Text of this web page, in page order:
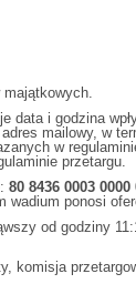
data i godzina
mailowy, w
w
przetargu.
80 8436 0003 0000
wadium ponosi
od godziny
komisja